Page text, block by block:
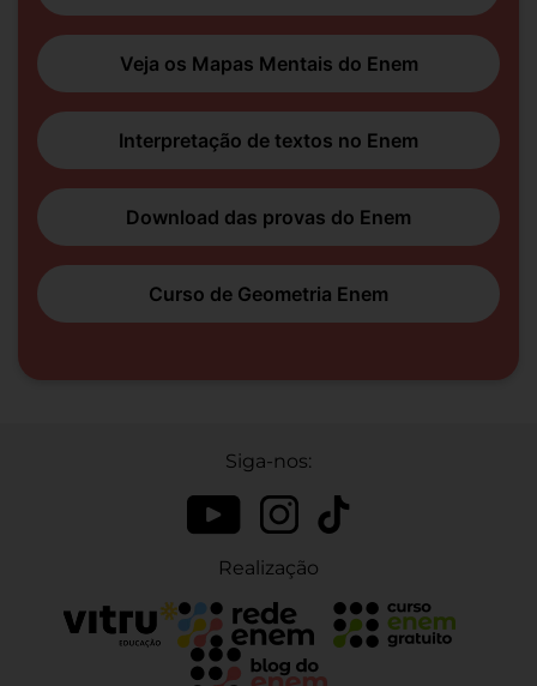
Veja os Mapas Mentais do Enem
Interpretação de textos no Enem
Download das provas do Enem
Curso de Geometria Enem
Siga-nos:
Realização